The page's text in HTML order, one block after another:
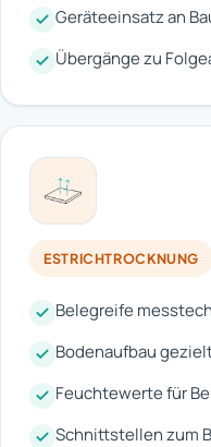
Geräteeinsatz an
Übergänge zu
ESTRICHTROCKNUNG
Belegreife
Bodenaufbau
Feuchtewerte für
Schnittstellen zum